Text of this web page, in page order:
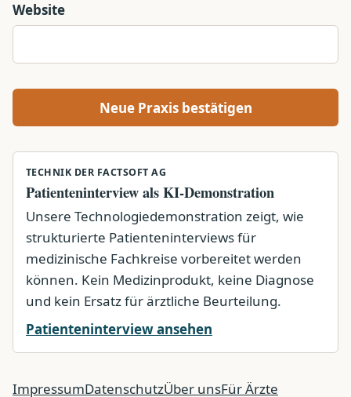
Website
Neue Praxis bestätigen
TECHNIK DER FACTSOFT AG
Patienteninterview als KI-Demonstration
Unsere Technologiedemonstration zeigt, wie
strukturierte Patienteninterviews für
medizinische Fachkreise vorbereitet werden
können. Kein Medizinprodukt, keine Diagnose
und kein Ersatz für ärztliche Beurteilung.
Patienteninterview ansehen
ImpressumDatenschutzÜber unsFür Ärzte